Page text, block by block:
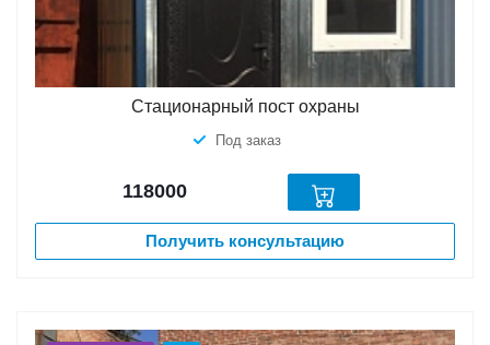
Стационарный пост охраны
Под заказ
118000
Получить консультацию